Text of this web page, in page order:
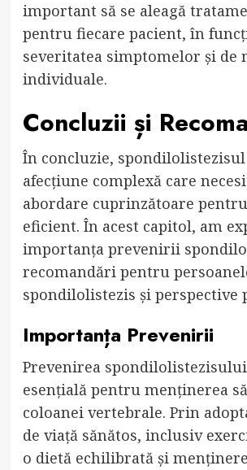
important să se aleagă
pentru fiecare pacient, în
severitatea simptomelor și de
individuale.
Concluzii și
În concluzie, spondilolistezisul
afecțiune complexă care
abordare cuprinzătoare
eficient. În acest capitol, am
importanța prevenirii
recomandări pentru
spondilolistezis și perspective
Importanța Prevenirii
Prevenirea
esențială pentru menținerea
coloanei vertebrale. Prin
de viață sănătos, inclusiv
o dietă echilibrată și